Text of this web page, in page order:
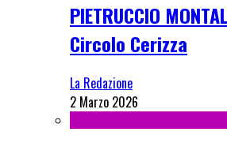
PIETRUCCIO
Circolo Cerizza
La Redazione
2 Marzo 2026